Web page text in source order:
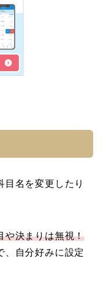
目名を変更したり
や決まりは無視！
、自分好みに設定